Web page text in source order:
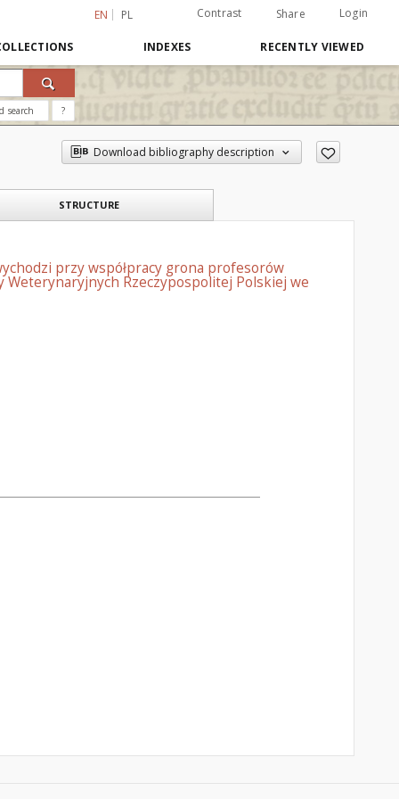
EN PL Contrast Share Login
INDEXES RECENTLY VIEWED
search ?
Download bibliography description
STRUCTURE
przy współpracy grona profesorów
Weterynaryjnych Rzeczypospolitej Polskiej we